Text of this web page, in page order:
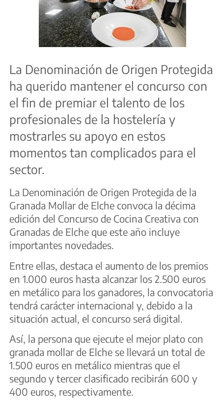
La Denominación de Origen Protegida
ha querido mantener el concurso con
el fin de premiar el talento de los
profesionales de la hostelería y
mostrarles su apoyo en estos
momentos tan complicados para el
sector.
La Denominación de Origen Protegida de la
Granada Mollar de Elche convoca la décima
edición del Concurso de Cocina Creativa con
Granadas de Elche que este año incluye
importantes novedades.
Entre ellas, destaca el aumento de los premios
en 1.000 euros hasta alcanzar los 2.500 euros
en metálico para los ganadores, la convocatoria
tendrá carácter internacional y, debido a la
situación actual, el concurso será digital.
Así, la persona que ejecute el mejor plato con
granada mollar de Elche se llevará un total de
1.500 euros en metálico mientras que el
segundo y tercer clasificado recibirán 600 y
400 euros, respectivamente.